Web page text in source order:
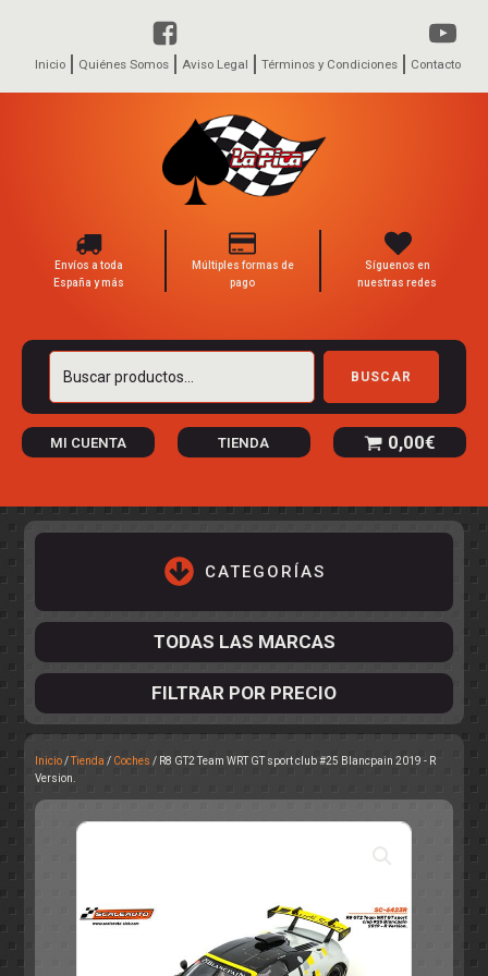
Inicio Quiénes Somos Aviso Legal Términos y Condiciones Contacto
Envíos a toda
España y más
Múltiples formas de
pago
Síguenos en
nuestras redes
Buscar
BUSCAR
MI CUENTA TIENDA 0,00€
CATEGORÍAS
OTROS
RALLY
TODAS LAS MARCAS
FILTRAR POR PRECIO
Inicio/Tienda / Coches / R8 GT2 Team WRT GT sport club #25 Blancpain 2019 - R
Version.